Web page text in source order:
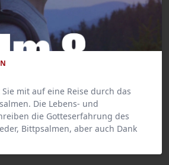
mit auf eine Reise durch das
Die Lebens- und
die Gotteserfahrung des
Bittpsalmen, aber auch Dank